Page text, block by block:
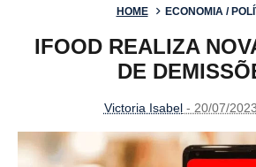
HOME ECONOMIA /
IFOOD REALIZA
DE
Victoria Isabel- 20/07/